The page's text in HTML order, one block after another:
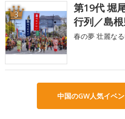
3
第19代 堀
行列／島
春の夢 壮麗な
中国のGW人気イベ